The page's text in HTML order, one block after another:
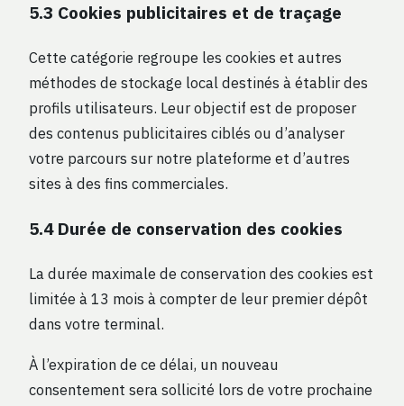
5.3 Cookies publicitaires et de traçage
Cette catégorie regroupe les cookies et autres
méthodes de stockage local destinés à établir des
profils utilisateurs. Leur objectif est de proposer
des contenus publicitaires ciblés ou d’analyser
votre parcours sur notre plateforme et d’autres
sites à des fins commerciales.
5.4 Durée de conservation des cookies
La durée maximale de conservation des cookies est
limitée à 13 mois à compter de leur premier dépôt
dans votre terminal.
À l’expiration de ce délai, un nouveau
consentement sera sollicité lors de votre prochaine